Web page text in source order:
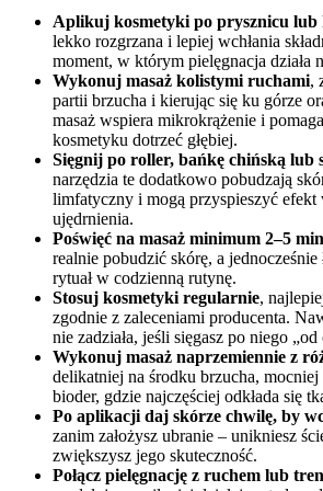
Aplikuj kosmetyki po prysznicu lub
lekko rozgrzana i lepiej wchłania
moment, w którym pielęgnacja działa
Wykonuj masaż kolistymi ruchami,
partii brzucha i kierując się ku górze
masaż wspiera mikrokrążenie i
kosmetyku dotrzeć głębiej.
Sięgnij po roller, bańkę chińską lub
narzędzia te dodatkowo pobudzają
limfatyczny i mogą przyspieszyć efekt
ujędrnienia.
Poświęć na masaż minimum 2–5
realnie pobudzić skórę, a jednocześnie
rytuał w codzienną rutynę.
Stosuj kosmetyki regularnie,
zgodnie z zaleceniami producenta.
nie zadziała, jeśli sięgasz po niego „od
Wykonuj masaż naprzemiennie z
delikatniej na środku brzucha,
bioder, gdzie najczęściej odkłada się
Po aplikacji daj skórze chwilę, by
zanim założysz ubranie – unikniesz
zwiększysz jego skuteczność.
Połącz pielęgnację z ruchem lub